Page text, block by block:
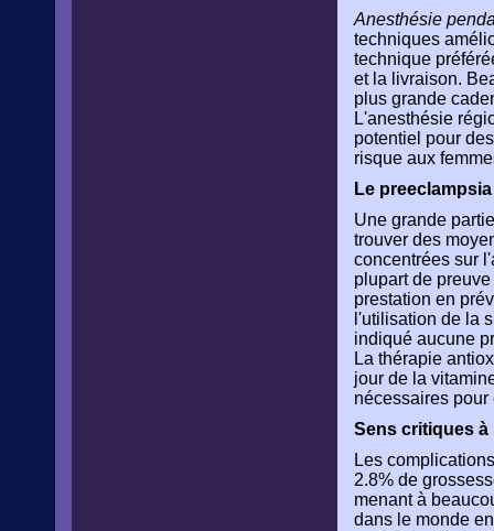
Anesthésie
techniques
technique
et la livraison.
plus grande
L'anesthésie
potentiel pour
risque aux
Le
Une grande
trouver des
concentrées sur
plupart de
prestation en
l'utilisation de la
indiqué aucune
La thérapie
jour de la
nécessaires pour
Sens critiques à
Les
2.8% de
menant à
dans le monde